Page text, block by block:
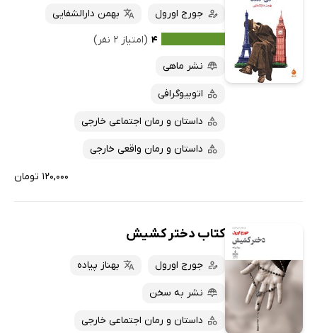
جورج اورول
بهمن دارالشفایی
۴ (امتیاز ۲ نفر)
نشر ماهی
اتوبیوگرافی
داستان و رمان اجتماعی خارجی
داستان و رمان واقعی خارجی
۱۲۰,۰۰۰ تومان
کتاب دختر کشیش
جورج اورول بهناز پیاده
نشر به سخن
داستان و رمان اجتماعی خارجی